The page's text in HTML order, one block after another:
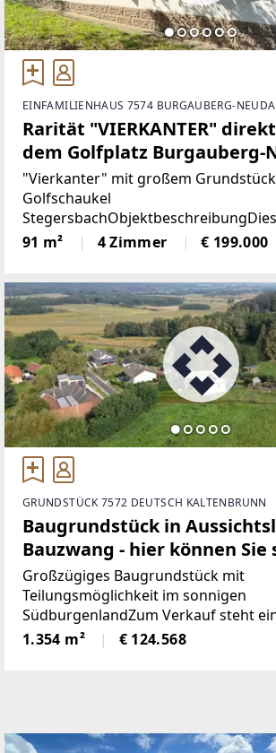
EINFAMILIENHAUS 7574 BURGAUBERG-
Rarität "VIERKANTER"
dem Golfplatz Burgauberg-
"Vierkanter" mit großem
Golfschaukel
erhaltene“ Vierkanthof liegt in der
und Thermenregion Stegersbach
91 m² 4 Zimmer € 199.000
GRUNDSTÜCK 7572 DEUTSCH KALTENBRUNN
Baugrundstück in
Bauzwang - hier können Sie
Grundstücksgröße noch
Großzügiges Baugrundstück mit
Teilungsmöglichkeit im sonnigen
SüdburgenlandZum Verkauf steht
Baugrundstück mit einer
m² in schöner, sonniger Ruhelage.
1.354 m² € 124.568